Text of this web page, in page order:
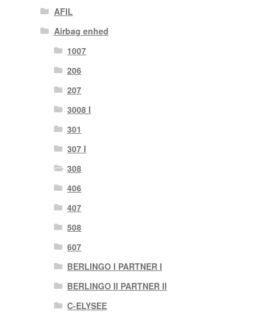
AFIL
Airbag enhed
1007
206
207
3008 I
301
307 I
308
406
407
508
607
BERLINGO I PARTNER I
BERLINGO II PARTNER II
C-ELYSEE